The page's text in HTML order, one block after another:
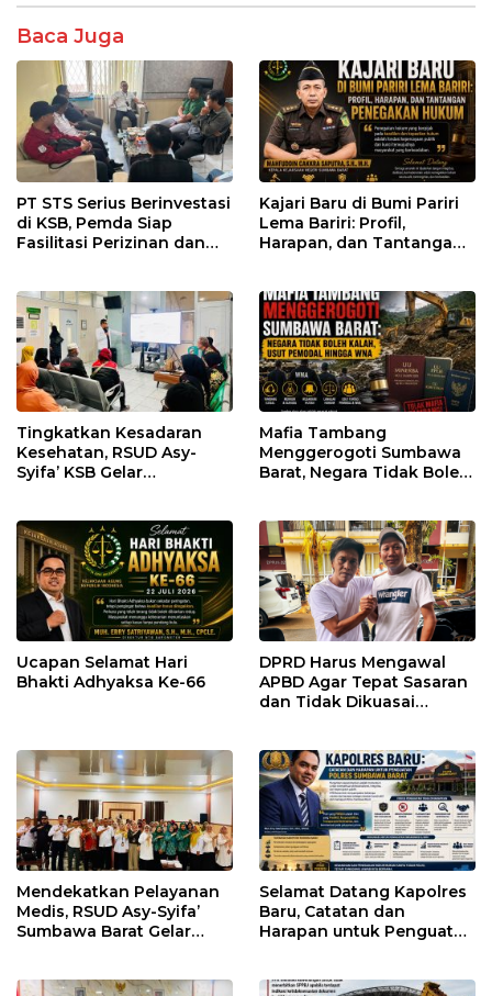
Baca Juga
PT STS Serius Berinvestasi
di KSB, Pemda Siap
Fasilitasi Perizinan dan
Kajari Baru di Bumi Pariri
Lema Bariri: Profil,
Harapan, dan Tantangan
Tingkatkan Kesadaran
Kesehatan, RSUD Asy-
Syifa’ KSB Gelar
Mafia Tambang
Menggerogoti Sumbawa
Barat, Negara Tidak Boleh
Ucapan Selamat Hari
Bhakti Adhyaksa Ke-66
DPRD Harus Mengawal
APBD Agar Tepat Sasaran
dan Tidak Dikuasai
Mendekatkan Pelayanan
Medis, RSUD Asy-Syifa’
Sumbawa Barat Gelar
Selamat Datang Kapolres
Baru, Catatan dan
Harapan untuk Penguatan